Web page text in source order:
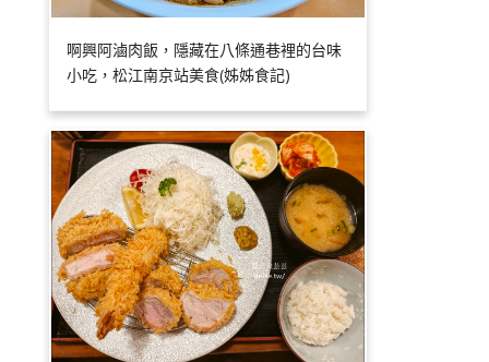
啊興阿滷肉飯，隱藏在八條通巷裡的台味
小吃，松江南京站美食(姊姊食記)